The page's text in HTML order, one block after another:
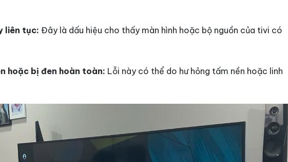
liên tục: Đây là dấu hiệu cho thấy màn hình hoặc bộ nguồn của tivi có
hoặc bị đen hoàn toàn: Lỗi này có thể do hư hỏng tấm nền hoặc linh